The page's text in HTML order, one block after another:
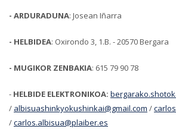
- ARDURADUNA: Josean Iñarra
- HELBIDEA: Oxirondo 3, 1.B. - 20570 Bergara
- MUGIKOR ZENBAKIA: 615 79 90 78
- HELBIDE ELEKTRONIKOA:
/ albisuashinkyokushinkai@gmail.com /
/carlos.albisua@plaiber.es